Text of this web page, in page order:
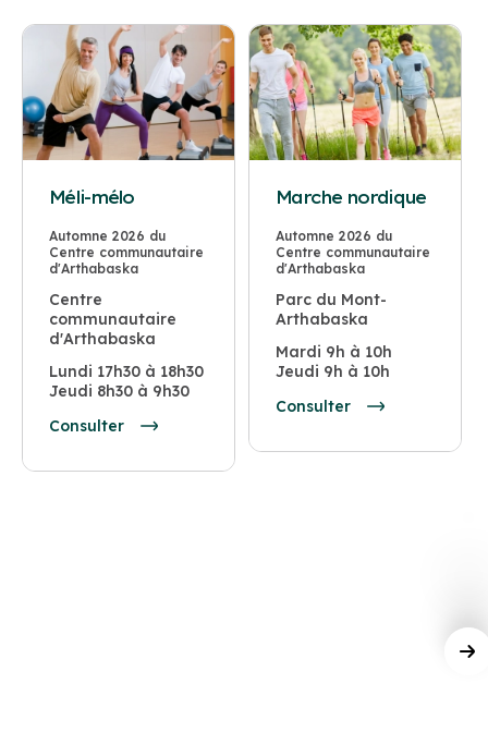
Méli-mélo
Automne 2026 du
Centre communautaire
d'Arthabaska
Centre
communautaire
d'Arthabaska
Lundi 17h30 à 18h30
Jeudi 8h30 à 9h30
Consulter
Marche nordique
Automne 2026 du
Centre communautaire
d'Arthabaska
Parc du Mont-
Arthabaska
Mardi 9h à 10h
Jeudi 9h à 10h
Consulter